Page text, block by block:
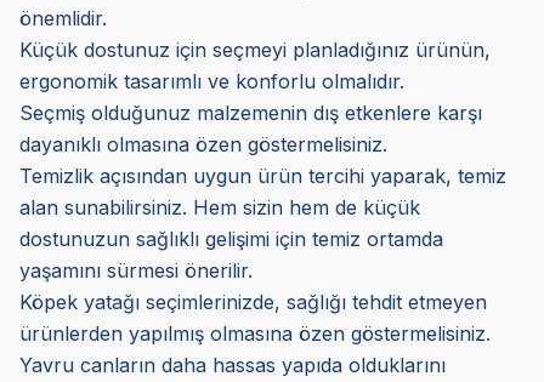
önemlidir.
Küçük dostunuz için seçmeyi planladığınız ürünün,
ergonomik tasarımlı ve konforlu olmalıdır.
Seçmiş olduğunuz malzemenin dış etkenlere karşı
dayanıklı olmasına özen göstermelisiniz.
Temizlik açısından uygun ürün tercihi yaparak, temiz
alan sunabilirsiniz. Hem sizin hem de küçük
dostunuzun sağlıklı gelişimi için temiz ortamda
yaşamını sürmesi önerilir.
Köpek yatağı seçimlerinizde, sağlığı tehdit etmeyen
ürünlerden yapılmış olmasına özen göstermelisiniz.
Yavru canların daha hassas yapıda olduklarını